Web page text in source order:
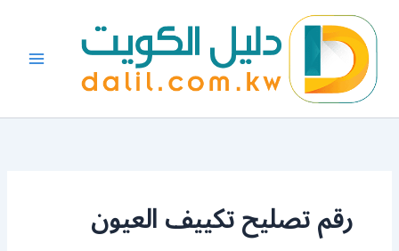
المحتوى
رقم تصليح تكييف العيون